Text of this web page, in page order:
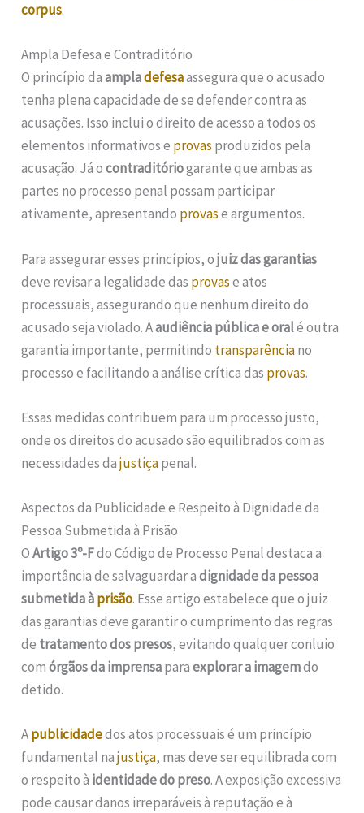
corpus.
Ampla Defesa e Contraditório
O princípio daampladefesaassegura que o acusado
tenha plena capacidade de se defender contra as
acusações. Isso inclui o direito de acesso a todos os
elementos informativos e provas produzidos pela
acusação. Já ocontraditóriogarante que ambas as
partes no processo penal possam participar
ativamente, apresentando provase argumentos.
Para assegurar esses princípios, ojuiz das garantias
deve revisar a legalidade das provase atos
processuais, assegurando que nenhum direito do
acusado seja violado. Aaudiência pública e oralé outra
garantia importante, permitindo transparênciano
processo e facilitando a análise crítica das provas.
Essas medidas contribuem para um processo justo,
onde os direitos do acusado são equilibrados com as
necessidades dajustiçapenal.
Aspectos da Publicidade e Respeito à Dignidade da
Pessoa Submetida à Prisão
OArtigo 3º-Fdo Código de Processo Penal destaca a
importância de salvaguardar adignidade da pessoa
submetida àprisão. Esse artigo estabelece que o juiz
das garantias deve garantir o cumprimento das regras
de tratamento dos presos, evitando qualquer conluio
comórgãos da imprensaparaexplorar a imagemdo
detido.
Apublicidadedos atos processuais é um princípio
fundamental najustiça, mas deve ser equilibrada com
o respeito à identidade do preso. A exposição excessiva
pode causar danos irreparáveis à reputação e à